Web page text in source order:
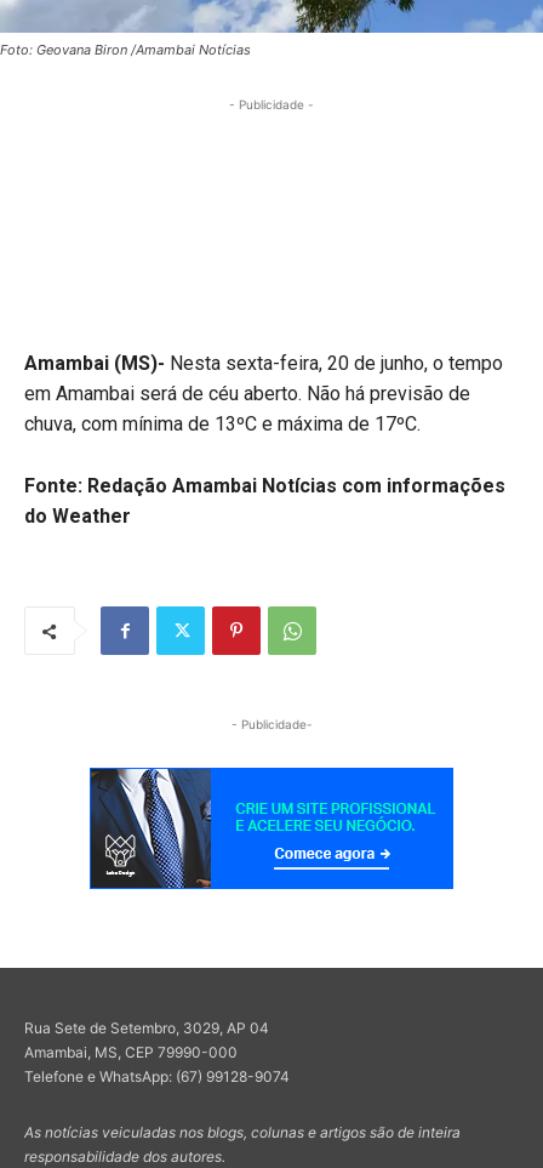
Foto: Geovana Biron /Amambai Notícias
- Publicidade -
Amambai (MS)- Nesta sexta-feira, 20 de junho, o tempo
em Amambai será de céu aberto. Não há previsão de
chuva, com mínima de 13ºC e máxima de 17ºC.
Fonte: Redação Amambai Notícias com informações
do Weather
- Publicidade-
Rua Sete de Setembro, 3029, AP 04
Amambai, MS, CEP 79990-000
Telefone e WhatsApp: (67) 99128-9074
As notícias veiculadas nos blogs, colunas e artigos são de inteira
responsabilidade dos autores.